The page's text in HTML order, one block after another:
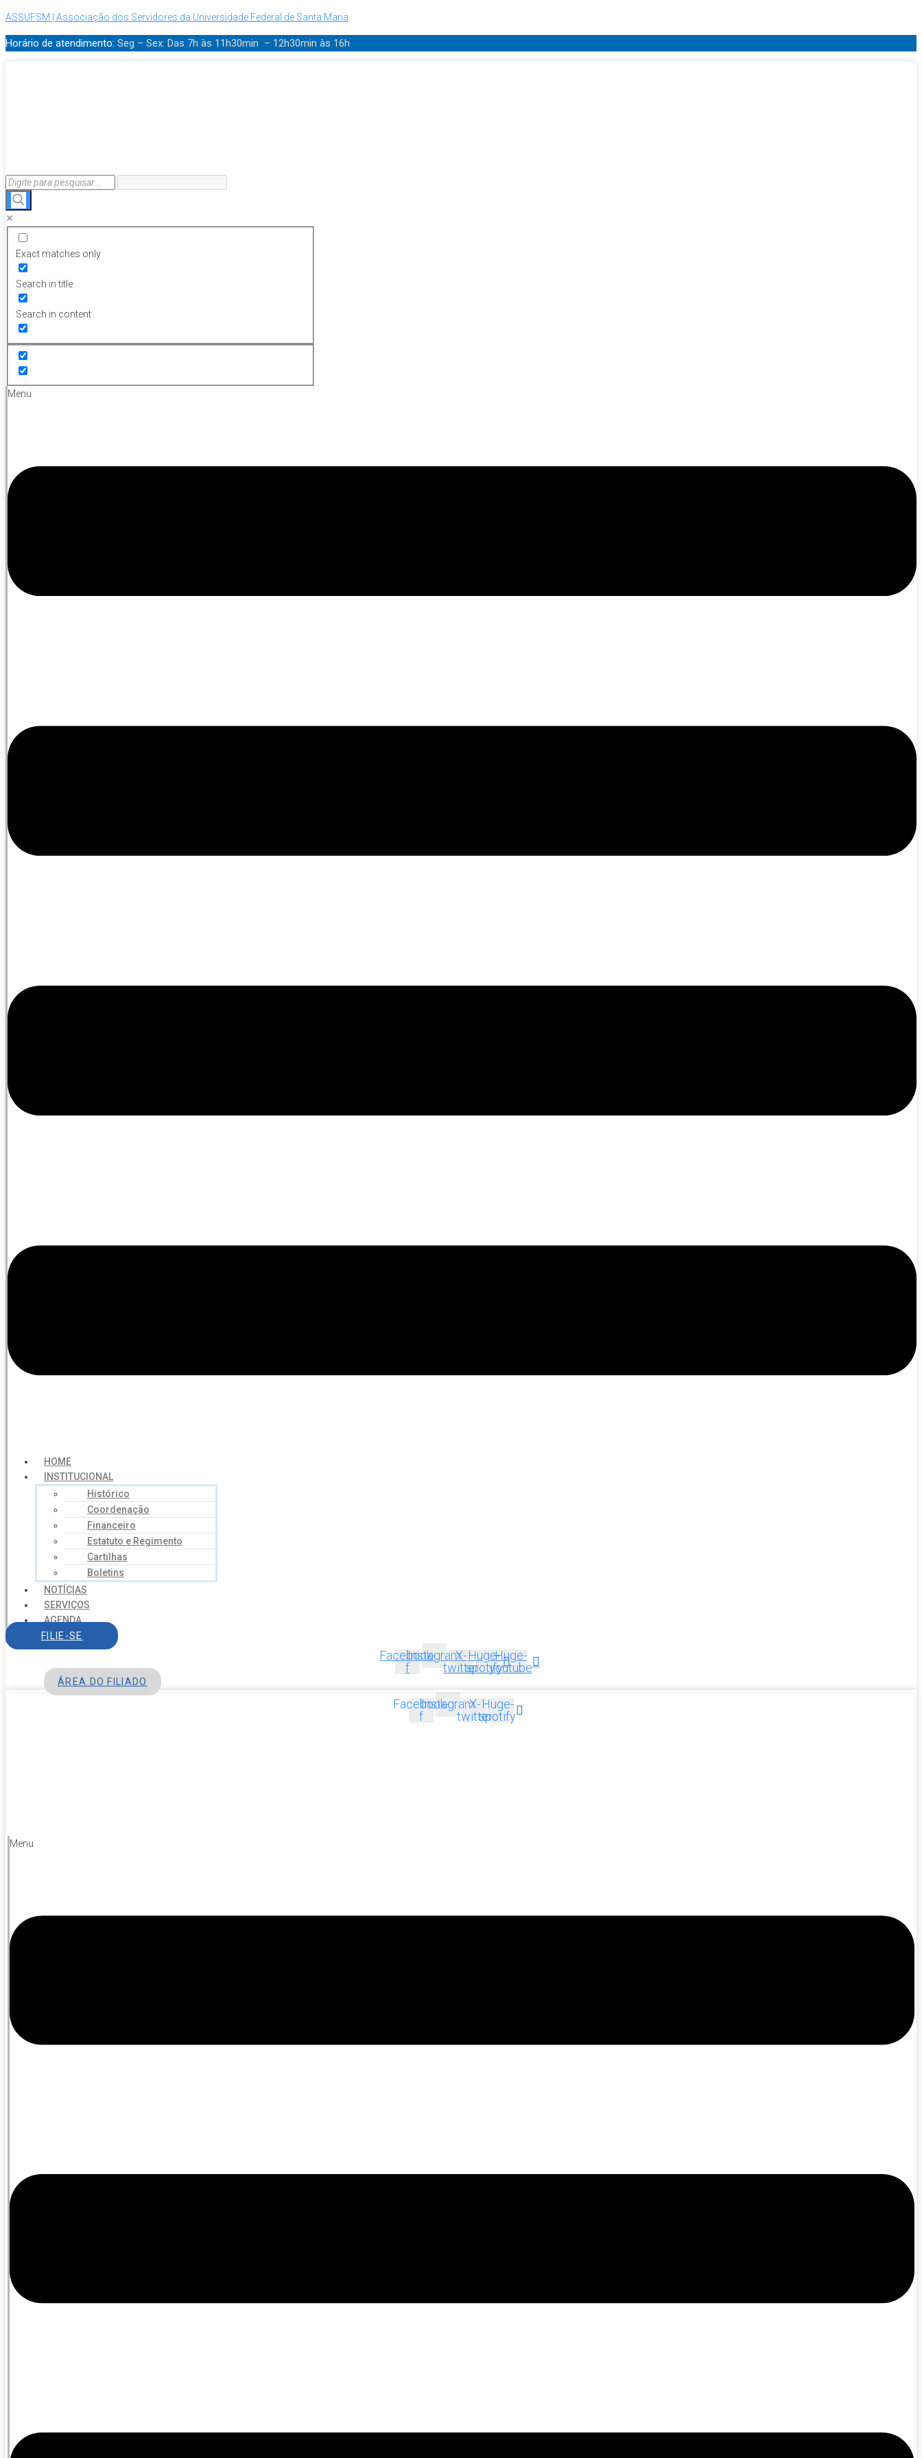
ASSUFSM | Associação dos Servidores da Universidade Federal de Santa Maria
Horário de atendimento: Seg – Sex: Das 7h às 11h30min – 12h30min às 16h
Exact matches only
Search in title
Search in content
Menu
HOME
INSTITUCIONAL
Histórico
Coordenação
Financeiro
Estatuto e Regimento
Cartilhas
Boletins
NOTÍCIAS
SERVIÇOS
AGENDA
CONTATO
FILIE-SE
Facebook-
f
InstagramX-
twitter
Huge-
spotify
Huge-
youtube
ÁREA DO FILIADO
Facebook-
f
InstagramX-
twitter
Huge-
spotify
Menu